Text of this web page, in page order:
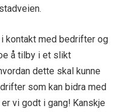
kontakt med bedrifter og
å tilby i et slikt
dette skal kunne
som kan bidra med
vi godt i gang! Kanskje